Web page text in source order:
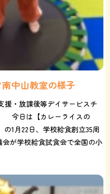
中山教室の様子
援・放課後等デイサービスチ
今日は【カレーライスの
1月22日、学校給食創立35周
が学校給食試食会で全国の小